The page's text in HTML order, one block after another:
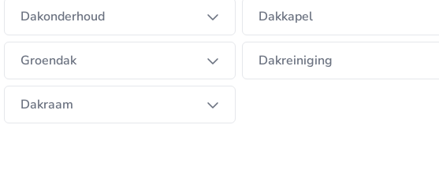
Dakonderhoud Dakkapel
Groendak Dakreiniging
Dakraam